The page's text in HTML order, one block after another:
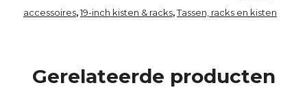
accessoires, 19-inch kisten & racks,Tassen, racks en kisten
Gerelateerde producten